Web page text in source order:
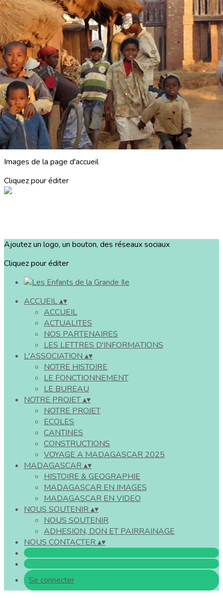
Exporter les lignes sélectionnées
Exporter toutes les colonnes
Exporter uniquement les colonnes affichées
Menu
<
>
ACCUEIL
ACTUALITES
NOS PARTENAIRES
LES LETTRES D'INFORMATIONS
?>
Images de la page d'accueil
Cliquez pour éditer
Ajoutez un logo, un bouton, des réseaux sociaux
Cliquez pour éditer
ACCUEIL▴▾
ACCUEIL
ACTUALITES
NOS PARTENAIRES
LES LETTRES D'INFORMATIONS
L'ASSOCIATION ▴▾
NOTRE HISTOIRE
LE FONCTIONNEMENT
LE BUREAU
NOTRE PROJET▴▾
NOTRE PROJET
ECOLES
CANTINES
CONSTRUCTIONS
VOYAGE A MADAGASCAR 2025
MADAGASCAR▴▾
HISTOIRE & GEOGRAPHIE
MADAGASCAR EN IMAGES
MADAGASCAR EN VIDEO
NOUS SOUTENIR▴▾
NOUS SOUTENIR
ADHESION, DON ET PAIRRAINAGE
NOUS CONTACTER▴▾
Se connecter